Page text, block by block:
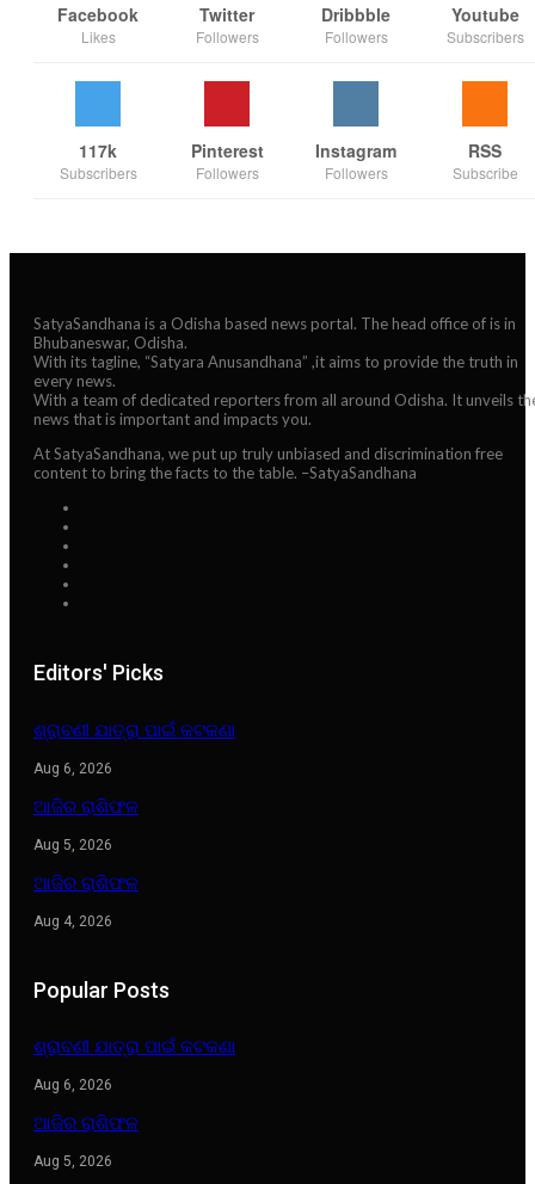
Facebook
Likes
Twitter
Followers
Dribbble
Followers
Youtube
Subscribers
117k
Subscribers
Pinterest
Followers
Instagram
Followers
RSS
Subscribe
SatyaSandhana is a Odisha based news portal. The head office of is in
Bhubaneswar, Odisha.
With its tagline, “Satyara Anusandhana” ,it aims to provide the truth in
every news.
With a team of dedicated reporters from all around Odisha. It unveils
news that is important and impacts you.
At SatyaSandhana, we put up truly unbiased and discrimination free
content to bring the facts to the table. –SatyaSandhana
Editors' Picks
ଶ୍ରାବଣୀ ଯାତ୍ରା ପାଇଁ କଟକଣା
Aug 6, 2026
ଆଜିର ରାଶିଫଳ
Aug 5, 2026
ଆଜିର ରାଶିଫଳ
Aug 4, 2026
Popular Posts
ଶ୍ରାବଣୀ ଯାତ୍ରା ପାଇଁ କଟକଣା
Aug 6, 2026
ଆଜିର ରାଶିଫଳ
Aug 5, 2026